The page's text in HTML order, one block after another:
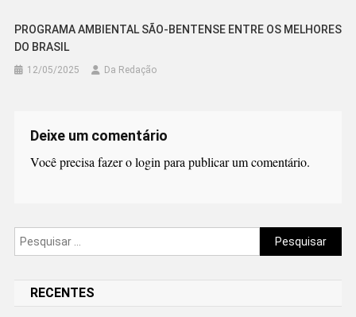
PROGRAMA AMBIENTAL SÃO-BENTENSE ENTRE OS MELHORES
DO BRASIL
12/05/2025 Da Redação
Deixe um comentário
Você precisa fazer ologinpara publicar um comentário.
Pesquisar
por:
RECENTES